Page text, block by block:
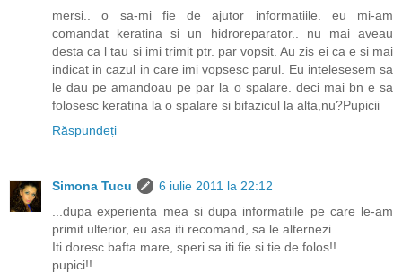
mersi.. o sa-mi fie de ajutor informatiile. eu mi-am
comandat keratina si un hidroreparator.. nu mai aveau
desta ca l tau si imi trimit ptr. par vopsit. Au zis ei ca e si mai
indicat in cazul in care imi vopsesc parul. Eu intelesesem sa
le dau pe amandoau pe par la o spalare. deci mai bn e sa
folosesc keratina la o spalare si bifazicul la alta,nu?Pupicii
Răspundeți
Simona Tucu
6 iulie 2011 la 22:12
...dupa experienta mea si dupa informatiile pe care le-am
primit ulterior, eu asa iti recomand, sa le alternezi.
Iti doresc bafta mare, speri sa iti fie si tie de folos!!
pupici!!